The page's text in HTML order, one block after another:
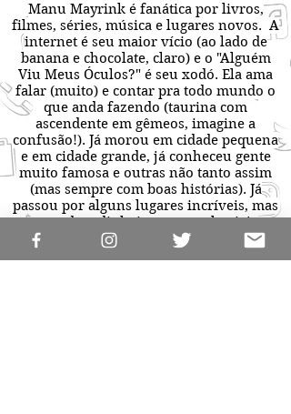
Manu Mayrink é fanática por livros,
filmes, séries, música e lugares novos. A
internet é seu maior vício (ao lado de
banana e chocolate, claro) e o "Alguém
Viu Meus Óculos?" é seu xodó. Ela ama
falar (muito) e contar pra todo mundo o
que anda fazendo (taurina com
ascendente em gêmeos, imagine a
confusão!). Já morou em cidade pequena
e em cidade grande, já conheceu gente
muito famosa e outras não tanto assim
(mas sempre com boas histórias). Já
passou por alguns lugares incríveis, mas
quando o dinheiro aperta ela viaja
mesmo é na própria cabeça. Às vezes